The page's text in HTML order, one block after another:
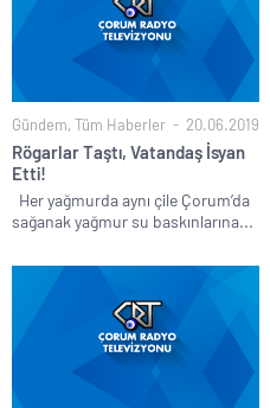
Gündem, Tüm Haberler 20.06.2019
Rögarlar Taştı, Vatandaş İsyan
Etti!
Her yağmurda aynı çile Çorum’da
sağanak yağmur su baskınlarına...